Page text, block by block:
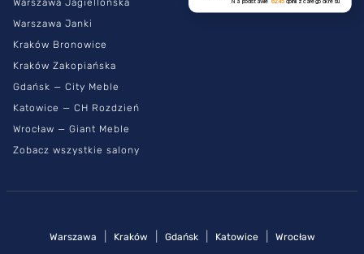
Warszawa Jagiellońska
Warszawa Janki
Kraków Bronowice
Kraków Zakopiańska
Gdańsk — City Meble
Katowice — CH Rozdzień
Wrocław — Giant Meble
Zobacz wszystkie salony
Warszawa Kraków Gdańsk Katowice Wrocław